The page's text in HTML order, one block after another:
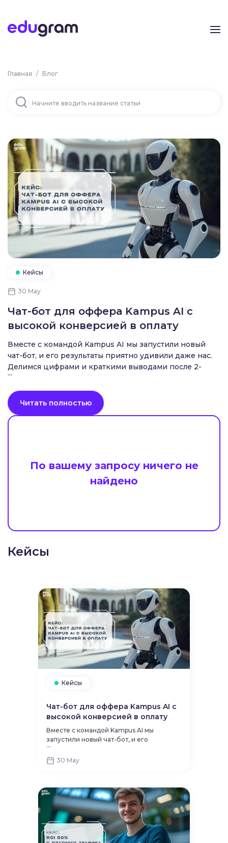
Главная / Блог
Кейсы
30 May
Чат-бот для оффера Kampus AI с
высокой конверсией в оплату
Вместе с командой Kampus AI мы запустили новый
чат-бот, и его результаты приятно удивили даже нас.
Делимся цифрами и краткими выводами после 2-
недельного теста.
...
Читать полностью
По вашему запросу ничего не
найдено
Кейсы
Кейсы
Чат-бот для оффера Kampus AI с
высокой конверсией в оплату
Вместе с командой Kampus AI мы
запустили новый чат-бот, и его
результаты приятно удивили даже нас.
Делимся цифрами и краткими выводами
после 2-недельного теста.
...
30 May